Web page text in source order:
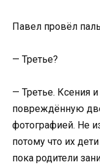
Павел провёл
— Третье?
— Третье. Ксения
повреждённую
фотографией. Не
потому что их
пока родители